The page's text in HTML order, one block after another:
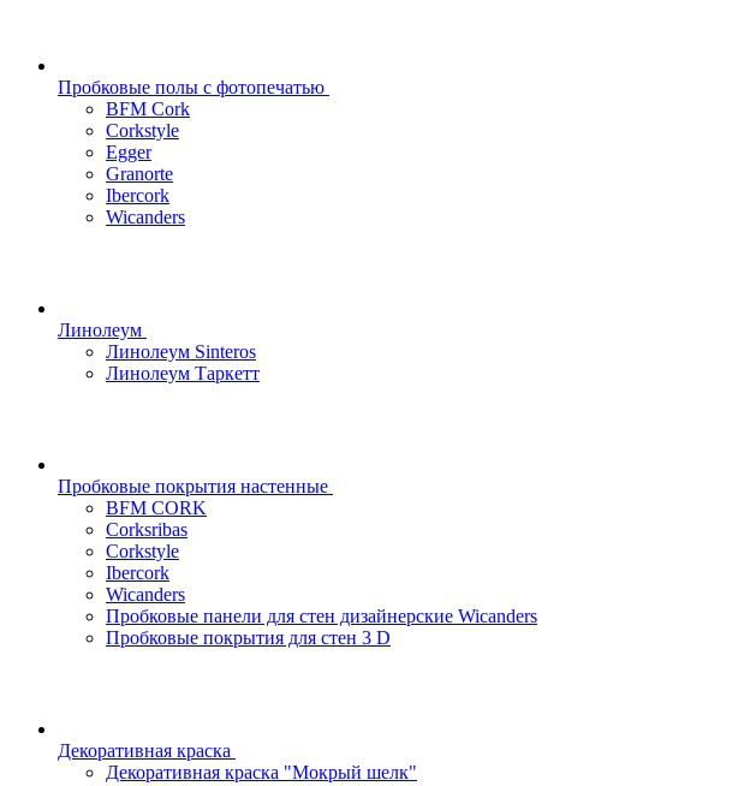
Пробковые полы с фотопечатью
BFM Cork
Corkstyle
Egger
Granorte
Ibercork
Wicanders
Линолеум
Линолеум Sinteros
Линолеум Таркетт
Пробковые покрытия настенные
BFM CORK
Corksribas
Corkstyle
Ibercork
Wicanders
Пробковые панели для стен дизайнерские Wicanders
Пробковые покрытия для стен 3 D
Декоративная краска
Декоративная краска "Мокрый шелк"